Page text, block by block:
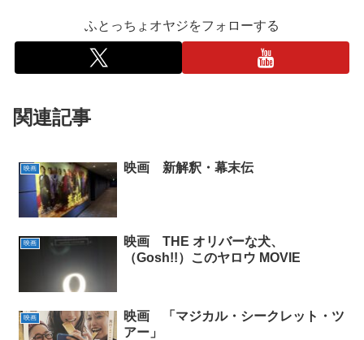
ふとっちょオヤジをフォローする
関連記事
映画 映画 新解釈・幕末伝
映画
映画 THE オリバーな犬、
（Gosh!!）このヤロウ MOVIE
映画
映画 「マジカル・シークレット・ツ
アー」